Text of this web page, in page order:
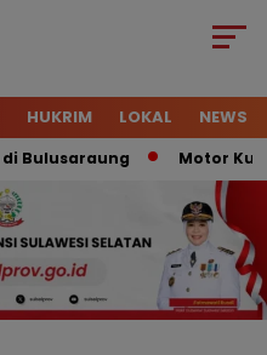
HUKRIM LOKAL NEWS
Motor Kurir